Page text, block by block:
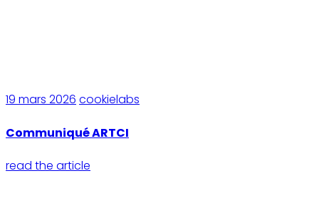
19 mars 2026 cookielabs
Communiqué ARTCI
read the article